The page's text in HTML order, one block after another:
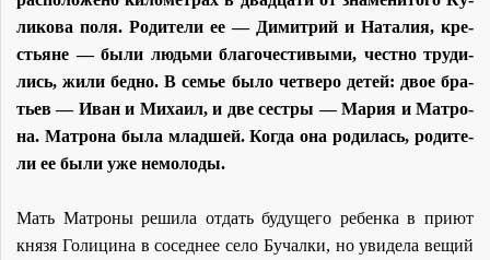
ли­ко­ва по­ля. Ро­ди­те­ли ее — Ди­мит­рий и На­та­лия, кре­
стьяне — бы­ли людь­ми бла­го­че­сти­вы­ми, чест­но тру­ди­
лись, жи­ли бед­но. В се­мье бы­ло чет­ве­ро де­тей: двое бра­
тьев — Иван и Ми­ха­ил, и две сест­ры — Ма­рия и Мат­ро­
на. Мат­ро­на бы­ла млад­шей. Ко­гда она ро­ди­лась, ро­ди­те­
ли ее бы­ли уже немо­ло­ды.
Мать Мат­ро­ны ре­ши­ла от­дать бу­ду­ще­го ре­бен­ка в при­ют
кня­зя Го­ли­ци­на в со­сед­нее се­ло Бу­чал­ки, но уви­де­ла ве­щий